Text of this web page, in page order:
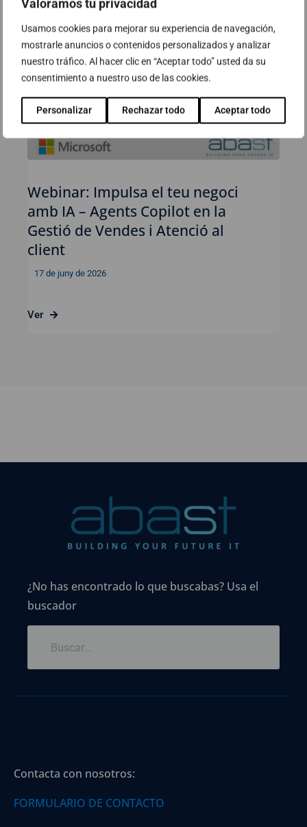
Valoramos tu privacidad
Usamos cookies para mejorar su experiencia de navegación,
mostrarle anuncios o contenidos personalizados y analizar
nuestro tráfico. Al hacer clic en “Aceptar todo” usted da su
consentimiento a nuestro uso de las cookies.
Personalizar Rechazar todo Aceptar todo
Webinar: Impulsa el teu negoci
amb IA – Agents Copilot en la
Gestió de Vendes i Atenció al
client
17 de juny de 2026
Ver
¿No has encontrado lo que buscabas? Usa el
buscador
Contacta con nosotros:
FORMULARIO DE CONTACTO